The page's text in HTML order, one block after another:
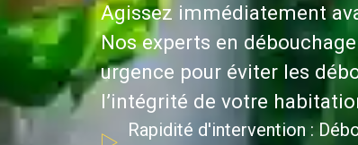
Agissez immédiatement
Nos experts en
urgence pour éviter les
l’intégrité de votre
Rapidité d'intervention :